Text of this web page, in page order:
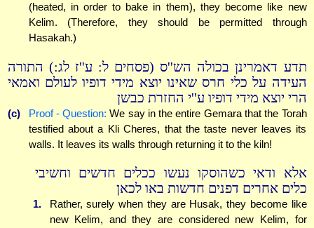
(heated, in order to bake in them), they become like new
Kelim. (Therefore, they should be permitted through
Hasakah.)
תדע דאמרינן בכולה הש''ס (פסחים ל: ע''ז לג:) התורה
העידה על כלי חרס שאינו יוצא מידי דופיו לעולם ואמאי
הרי יוצא מידי דופיו ע''י החזרת כבשן
(c) Proof - Question: We say in the entire Gemara that the Torah
testified about a Kli Cheres, that the taste never leaves its
walls. It leaves its walls through returning it to the kiln!
אלא ודאי כשהוסקו נעשו ככלים חדשים וחשיבי
כלים אחרים דפנים חדשות באו לכאן
1.
Rather, surely when they are Husak, they become like
new Kelim, and they are considered new Kelim, for